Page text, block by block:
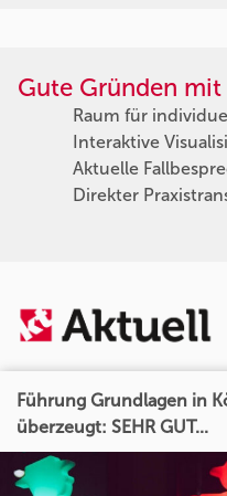
Gute Gründen
Raum für
Interaktive
Aktuelle
Direkter
Führung Grundlagen in
überzeugt: SEHR GUT...